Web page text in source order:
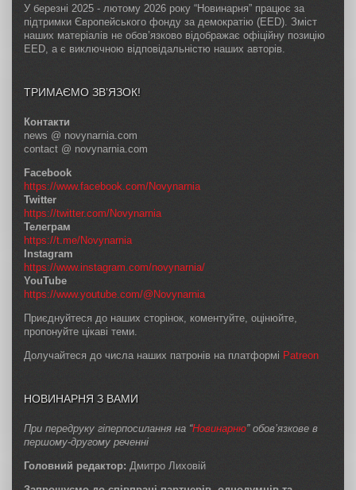
У березні 2025 - лютому 2026 року “Новинарня” працює за
підтримки Європейського фонду за демократію (EED). Зміст
наших матеріалів не обов’язково відображає офіційну позицію
EED, а є виключною відповідальністю наших авторів.
ТРИМАЄМО ЗВ’ЯЗОК!
Контакти
news @ novynarnia.com
contact @ novynarnia.com
Facebook
https://www.facebook.com/Novynarnia
Twitter
https://twitter.com/Novynarnia
Телеграм
https://t.me/Novynarnia
Instagram
https://www.instagram.com/novynarnia/
YouTube
https://www.youtube.com/@Novynarnia
Приєднуйтеся до наших сторінок, коментуйте, оцінюйте,
пропонуйте цікаві теми.
Долучайтеся до числа наших патронів на платформі Patreon
НОВИНАРНЯ З ВАМИ
При передруку гіперпосилання на “Новинарню” обов’язкове в
першому-другому реченні
Головний редактор: Дмитро Лиховій